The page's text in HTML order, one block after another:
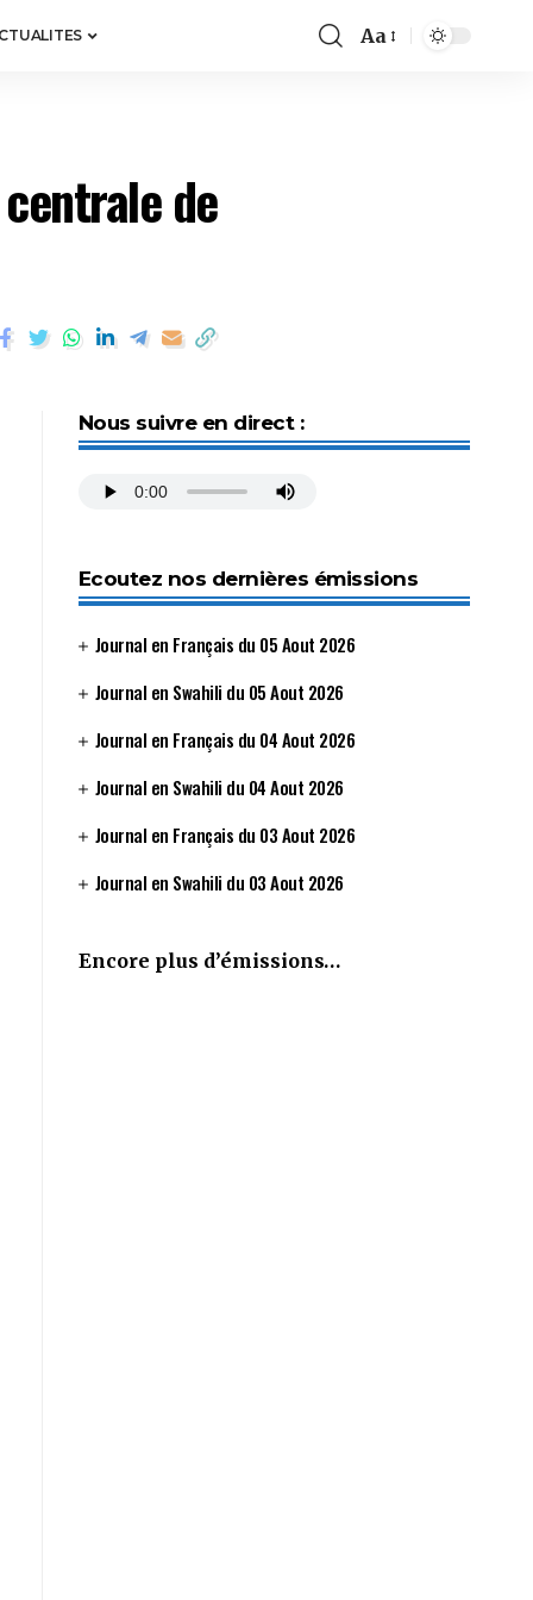
Aa
de
Nous suivre en direct :
Ecoutez nos dernières émissions
Journal en Français du 05 Aout 2026
Journal en Swahili du 05 Aout 2026
Journal en Français du 04 Aout 2026
Journal en Swahili du 04 Aout 2026
Journal en Français du 03 Aout 2026
Journal en Swahili du 03 Aout 2026
Encore plus d’émissions…